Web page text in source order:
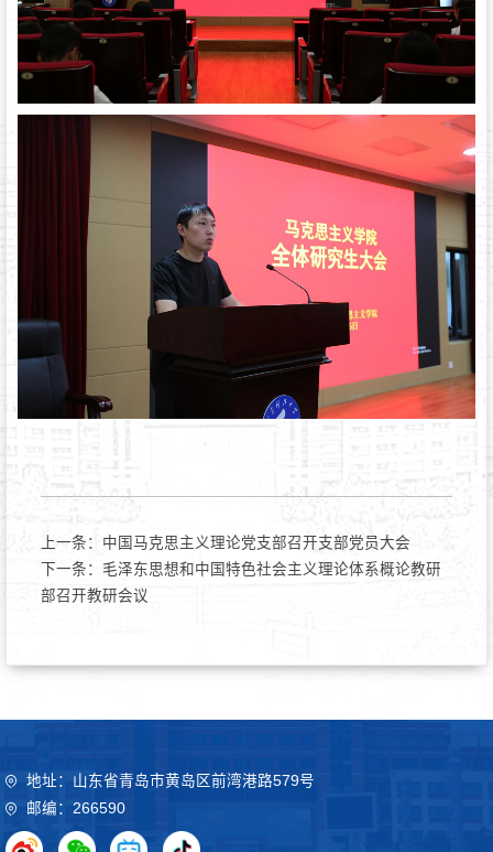
上一条： 中国马克思主义理论党支部召开支部党员大会
下一条： 毛泽东思想和中国特色社会主义理论体系概论教研
部召开教研会议
地址：山东省青岛市黄岛区前湾港路579号
邮编：266590